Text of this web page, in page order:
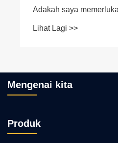
Adakah saya
Lihat Lagi >>
Mengenai kita
Produk